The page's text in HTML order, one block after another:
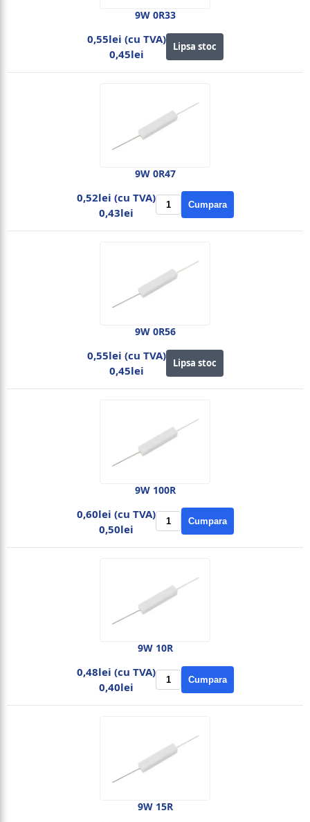
9W 0R33
0,55lei (cu TVA)
0,45lei
Lipsa stoc
9W 0R47
0,52lei (cu TVA)
0,43lei
Cumpara
9W 0R56
0,55lei (cu TVA)
0,45lei
Lipsa stoc
9W 100R
0,60lei (cu TVA)
0,50lei
Cumpara
9W 10R
0,48lei (cu TVA)
0,40lei
Cumpara
9W 15R